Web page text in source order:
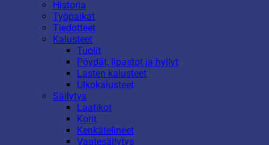
Historia
Työpaikat
Tiedotteet
Kalusteet
Tuolit
Pöydät, lipastot ja hyllyt
Lasten kalusteet
Ulkokalusteet
Säilytys
Laatikot
Korit
Kenkätelineet
Vaatesäilytys